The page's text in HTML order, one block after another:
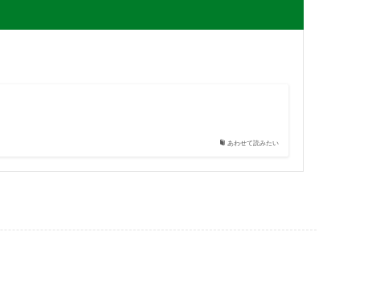
あわせて読みたい